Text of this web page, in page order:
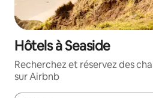
Hôtels à Seaside
Recherchez et réservez des
sur Airbnb